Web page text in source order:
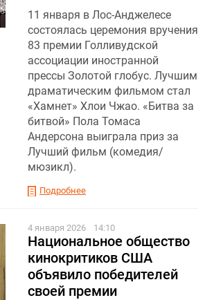
11 января в Лос-Анджелесе
состоялась церемония вручения
83 премии Голливудской
ассоциации иностранной
прессы Золотой глобус. Лучшим
драматическим фильмом стал
«Хамнет» Хлои Чжао. «Битва за
битвой» Пола Томаса
Андерсона выиграла приз за
Лучший фильм (комедия/
мюзикл).
Подробнее
4 января 2026 14:10
Национальное общество
кинокритиков США
объявило победителей
своей премии